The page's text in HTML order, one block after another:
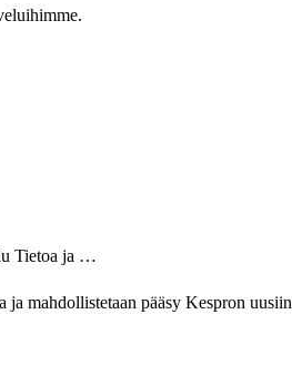
Tietoa ja …
mahdollistetaan pääsy Kespron uusiin